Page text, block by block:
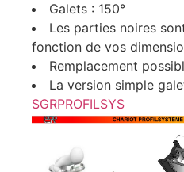
Galets : 150°
Les parties noires
fonction de vos
Remplacement
La version simple
SGRPROFILSYS